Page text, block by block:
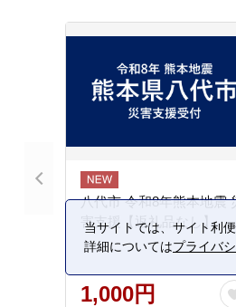
八代市 令和8年熊本地震
害支援【返礼品なし】
1,000円
当サイトでは、サイト利
詳細についてはプライバ